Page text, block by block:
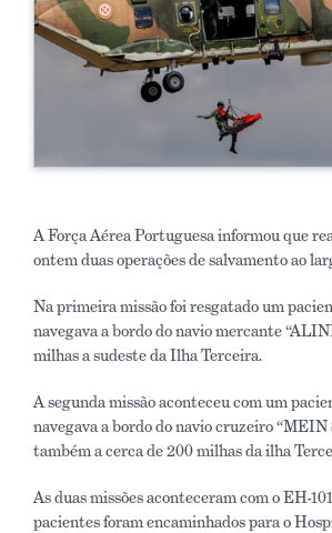
A Força Aérea Portuguesa informou que
ontem duas operações de salvamento ao
Na primeira missão foi resgatado um
navegava a bordo do navio mercante
milhas a sudeste da Ilha Terceira.
A segunda missão aconteceu com um
navegava a bordo do navio cruzeiro “MEIN
também a cerca de 200 milhas da ilha
As duas missões aconteceram com o EH-
pacientes foram encaminhados para o